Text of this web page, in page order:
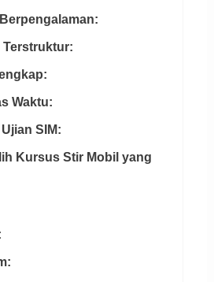
Terstruktur:
Waktu:
SIM:
Kursus Stir Mobil yang